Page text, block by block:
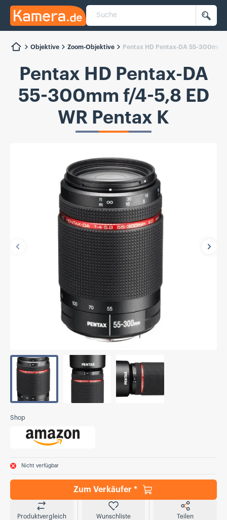
Kamera.de
Suche
Objektive Zoom-Objektive Pentax HD Pentax-DA 55-300mm
Pentax HD Pentax-DA
55-300mm f/4-5,8 ED
WR Pentax K
Vorherige
Shop
Nicht verfügbar
Zum Verkäufer *
Produktvergleich Wunschliste Teilen